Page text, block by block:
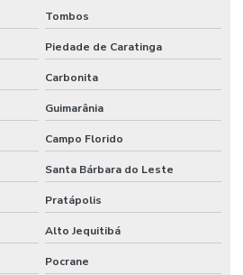
Tombos
Piedade de Caratinga
Carbonita
Guimarânia
Campo Florido
Santa Bárbara do Leste
Pratápolis
Alto Jequitibá
Pocrane